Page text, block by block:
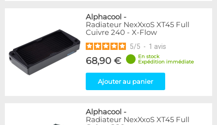
Alphacool -
Radiateur NexXxoS XT45 Full
Cuivre 240 - X-Flow
5/5 - 1 avis
68,90 €
En stock
Expédition immédiate
Ajouter au panier
Alphacool -
Radiateur NexXxoS XT45 Full